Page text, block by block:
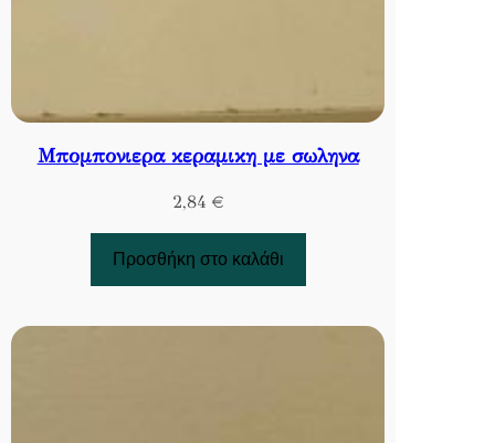
Μπομπονιερα κεραμικη με σωληνα
2,84 €
Προσθήκη στο καλάθι